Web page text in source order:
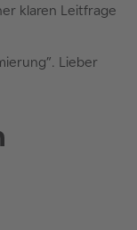
klaren Leitfrage
Lieber